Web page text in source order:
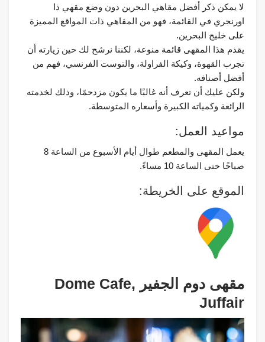
لا يمكن ذكر أفضل مقاهي البحرين دون وضع مقهي ذا
اورنجري في القائمة، فهو من المقاهي ذات المواقع المميزة
على خليج البحرين.
يقدم هذا المقهى قائمة منوعة، لكننا نرشح لك حين زيارته أن
تجرب القهوة، وكيكة الفراولة، والتوست الفرنسي، فهم من
أفضل أصنافه.
ولكن عليك أن تعرف أنه غالبًا ما يكون مزدحمًا، وذلك لخدمته
الرائعة وكمياته الكبيرة وأسعاره المتوسطة.
مواعيد العمل:
يعمل المقهى والمطعم طوال أيام الأسبوع من الساعة 8
صباحًا حتى الساعة 10 مساءً.
الموقع على الخريطة:
مقهى دوم الجفير Dome Cafe,
Juffair